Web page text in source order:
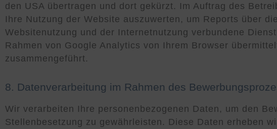
den USA übertragen und dort gekürzt. Im Auftrag des
Ihre Nutzung der Website auszuwerten, um Reports über
Websitenutzung und der Internetnutzung verbundene
Rahmen von Google Analytics von Ihrem Browser
zusammengeführt.
8. Datenverarbeitung im Rahmen des
Wir verarbeiten Ihre personenbezogenen Daten, um den
Stellenbesetzung zu gewährleisten. Diese Daten erheben